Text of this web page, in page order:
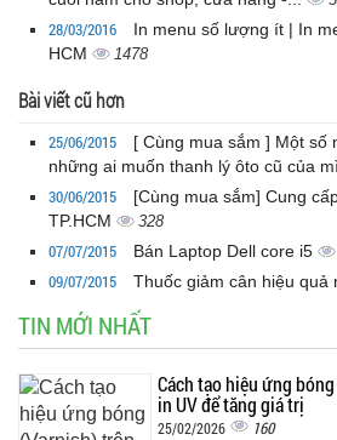
28/03/2016
In menu số lượng ít | In
HCM
1478
Bài viết cũ hơn
25/06/2015
[ Cùng mua sắm ] Một số
những ai muốn thanh lý ôto cũ của
30/06/2015
[Cùng mua sắm] Cung
TP.HCM
328
07/07/2015 Bán Laptop Dell core i5
09/07/2015 Thuốc giảm cân hiệu quả
TIN MỚI NHẤT
Cách tạo hiệu ứng
in UV để tăng giá trị
25/02/2026 160